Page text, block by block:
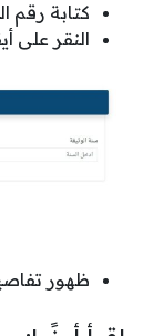
كتابة رقم
النقر على
ظهور